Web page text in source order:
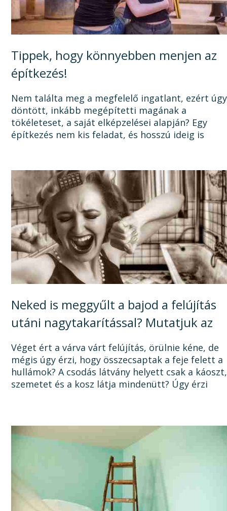
Tippek, hogy könnyebben menjen az
építkezés!
Nem találta meg a megfelelő ingatlant, ezért úgy
döntött, inkább megépítetti magának a
tökéleteset, a saját elképzelései alapján? Egy
építkezés nem kis feladat, és hosszú ideig is
Neked is meggyűlt a bajod a felújítás
utáni nagytakarítással? Mutatjuk az
okát, és a megoldást!
Véget ért a várva várt felújítás, örülnie kéne, de
mégis úgy érzi, hogy összecsaptak a feje felett a
hullámok? A csodás látvány helyett csak a káoszt,
szemetet és a kosz látja mindenütt? Úgy érzi